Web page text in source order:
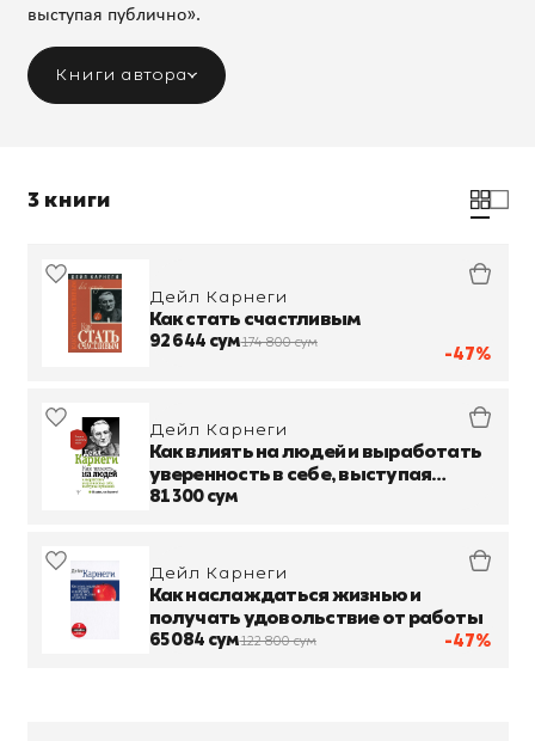
выступая публично».
Книги автора
3 книги
-47%
Дейл Карнеги
Как стать счастливым
92 644 сум174 800 сум
Дейл Карнеги
Как влиять на людей и выработать
уверенность в себе, выступая
публично
81 300 сум
-47%
Дейл Карнеги
Как наслаждаться жизнью и
получать удовольствие от работы
65 084 сум122 800 сум